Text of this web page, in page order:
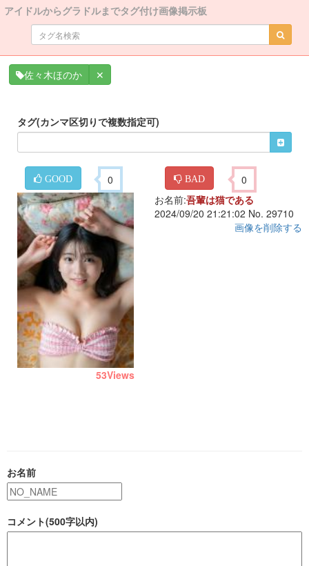
アイドルからグラドルまでタグ付け画像掲示板
佐々木ほのか ✕
タグ(カンマ区切りで複数指定可)
GOOD 0 BAD 0
53Views
お名前:吾輩は猫である
2024/09/20 21:21:02 No. 29710
画像を削除する
お名前
コメント(500字以内)